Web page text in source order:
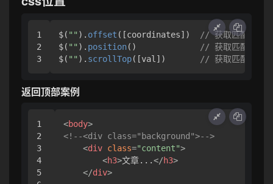
1
2
$( "" ). offset ([coordinates])
// 获取匹配元素
$( "" ). position()
// 获取匹配元素
$( "" ). scrollTop([val]) // 获取匹配元素
返回顶部案例
1
2
3
4
5
<body>
<!--<div class="background">-->
<div class="content">
<h3>文章...</h3>
</div>